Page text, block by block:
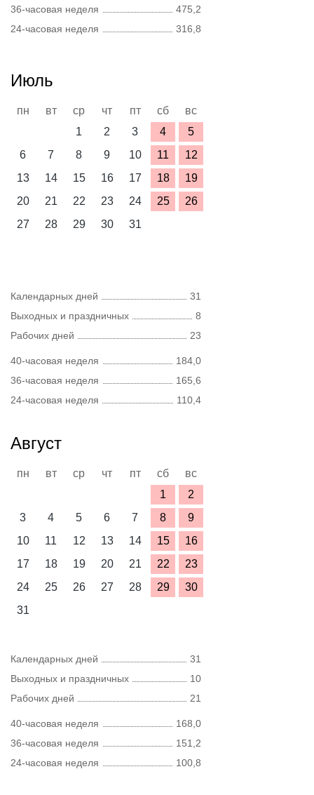
36-часовая неделя
475,2
24-часовая неделя
316,8
Июль
пн вт ср чт пт сб
вс
1
2 3 4
5
6
7 8 9 10 11
12
13
14 15 16 17 18
19
20
21 22 23 24 25
26
27
28 29 30 31
Календарных дней
31
Выходных и праздничных
8
Рабочих дней
23
40-часовая неделя
184,0
36-часовая неделя
165,6
24-часовая неделя
110,4
Август
пн вт ср чт пт сб
вс
1
2
3
4 5 6 7 8
9
10
11 12 13 14 15
16
17
18 19 20 21 22
23
24
25 26 27 28 29
30
31
Календарных дней
31
Выходных и праздничных
10
Рабочих дней
21
40-часовая неделя
168,0
36-часовая неделя
151,2
24-часовая неделя
100,8